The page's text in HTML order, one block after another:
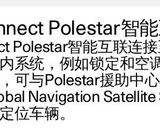
Polestar智
Polestar智能互联连
系统，例如锁定和空
可与Polestar援助中
Navigation
位车辆。